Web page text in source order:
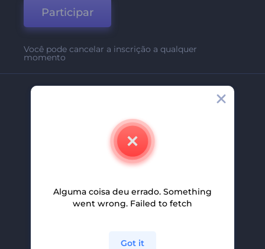
Participar
Você pode cancelar a inscrição a qualquer
momento
Contate-Nos
Carreiras
Programa De Afiliados
Alguma coisa deu errado. Something
went wrong. Failed to fetch
Got it